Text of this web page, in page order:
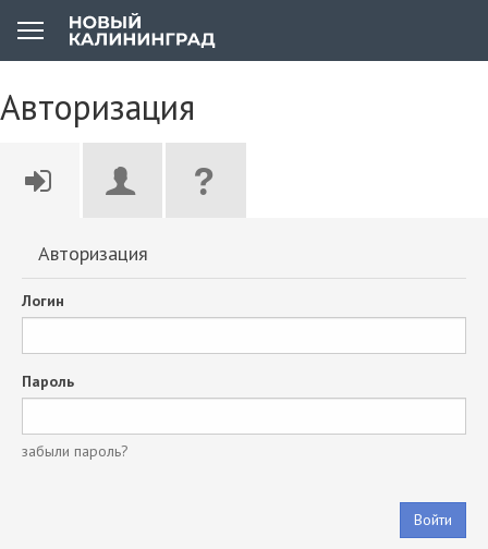
Авторизация
Авторизация
Логин
Пароль
забыли пароль?
Войти